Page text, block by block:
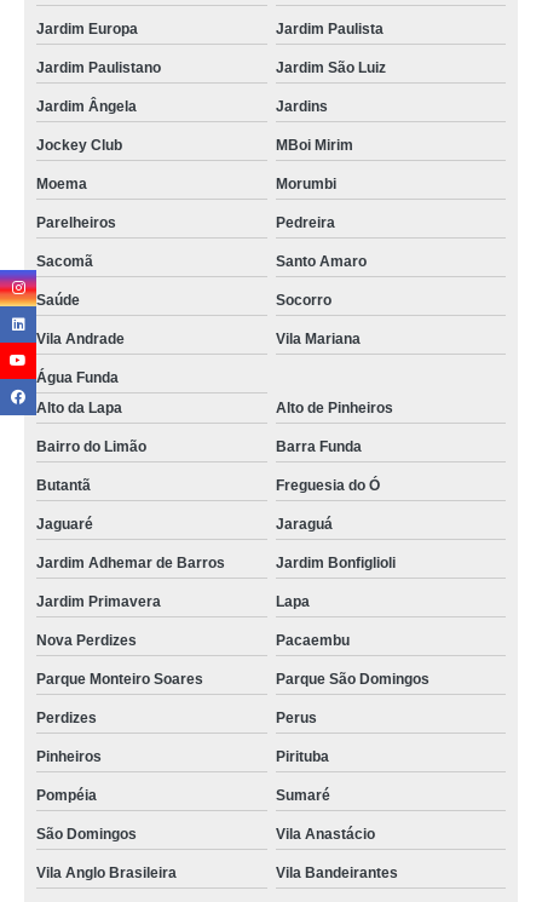
Jardim Europa Jardim Paulista
Jardim Paulistano Jardim São Luiz
Jardim Ângela Jardins
Jockey Club MBoi Mirim
Moema Morumbi
Parelheiros Pedreira
Sacomã Santo Amaro
Saúde Socorro
Vila Andrade Vila Mariana
Água Funda
Alto da Lapa
Alto de Pinheiros
Bairro do Limão Barra Funda
Butantã Freguesia do Ó
Jaguaré Jaraguá
Jardim Adhemar de Barros Jardim Bonfiglioli
Jardim Primavera Lapa
Nova Perdizes Pacaembu
Parque Monteiro Soares Parque São Domingos
Perdizes Perus
Pinheiros Pirituba
Pompéia Sumaré
São Domingos Vila Anastácio
Vila Anglo Brasileira Vila Bandeirantes